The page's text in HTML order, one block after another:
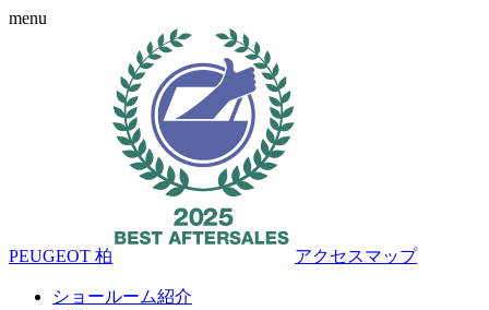
menu
PEUGEOT 柏 アクセスマップ
ショールーム紹介